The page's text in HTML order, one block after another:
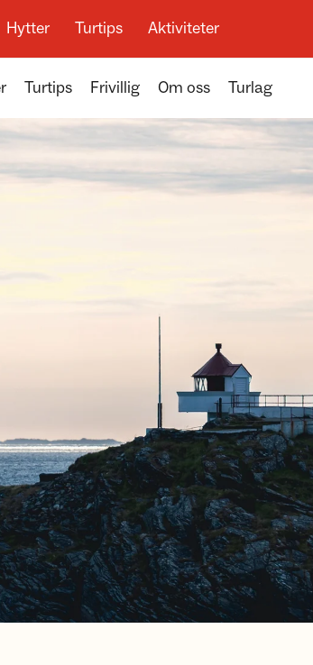
Hytter Turtips Aktiviteter
Turtips Frivillig Om oss Turlag